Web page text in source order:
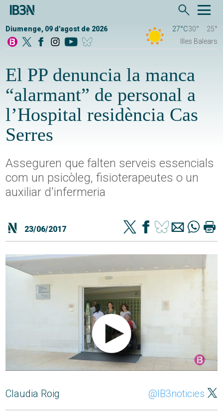
Diumenge, 09 d'agost de 2026 27°C30°
25°
Illes Balears
El PP denuncia la manca
“alarmant” de personal a
l’Hospital residència Cas
Serres
Asseguren que falten serveis essencials
com un psicòleg, fisioterapeutes o un
auxiliar d'infermeria
23/06/2017
Claudia Roig @IB3noticies